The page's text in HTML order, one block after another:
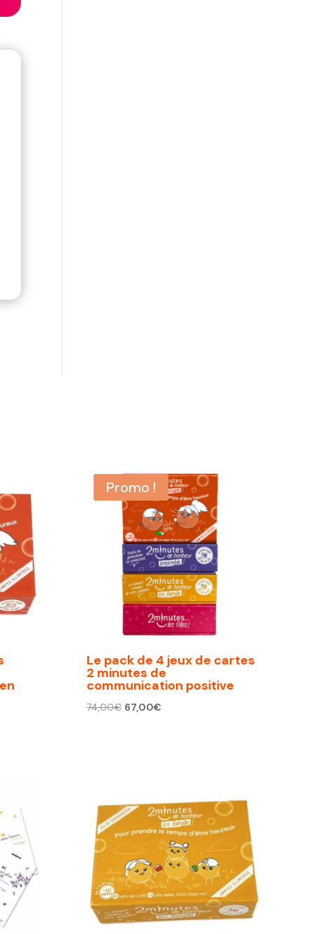
Promo !
Le pack de 4 jeux de cartes
2 minutes de
communication positive
74,00€ Le
67,00€Le